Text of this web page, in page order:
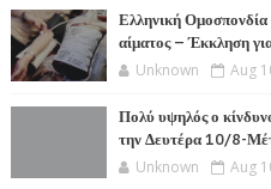
Ελληνική Ομοσπονδία
αίματος – Έκκληση
Unknown Aug
Πολύ υψηλός ο
την Δευτέρα 10/8-
Unknown Aug